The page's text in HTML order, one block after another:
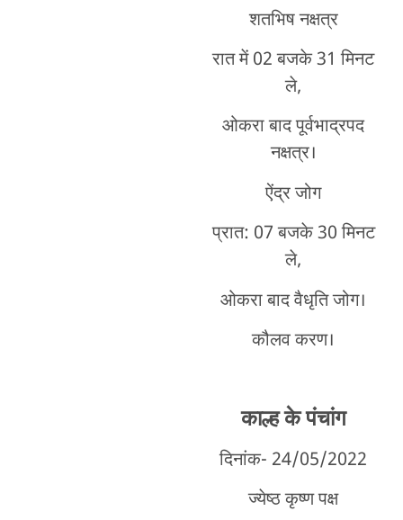
शतभिष नक्षत्र
रात में 02 बजके 31 मिनट
ले,
ओकरा बाद पूर्वभाद्रपद
नक्षत्र।
ऐंद्र जोग
प्रात: 07 बजके 30 मिनट
ले,
ओकरा बाद वैधृति जोग।
कौलव करण।
काल्ह के पंचांग
दिनांक- 24/05/2022
ज्येष्ठ कृष्ण पक्ष